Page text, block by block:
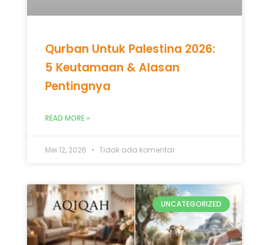
Qurban Untuk Palestina 2026:
5 Keutamaan & Alasan
Pentingnya
READ MORE »
Mei 12, 2026 Tidak ada komentar
UNCATEGORIZED